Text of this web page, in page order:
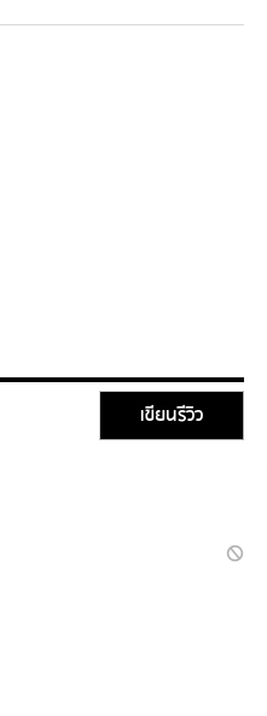
เขียนรีวิว